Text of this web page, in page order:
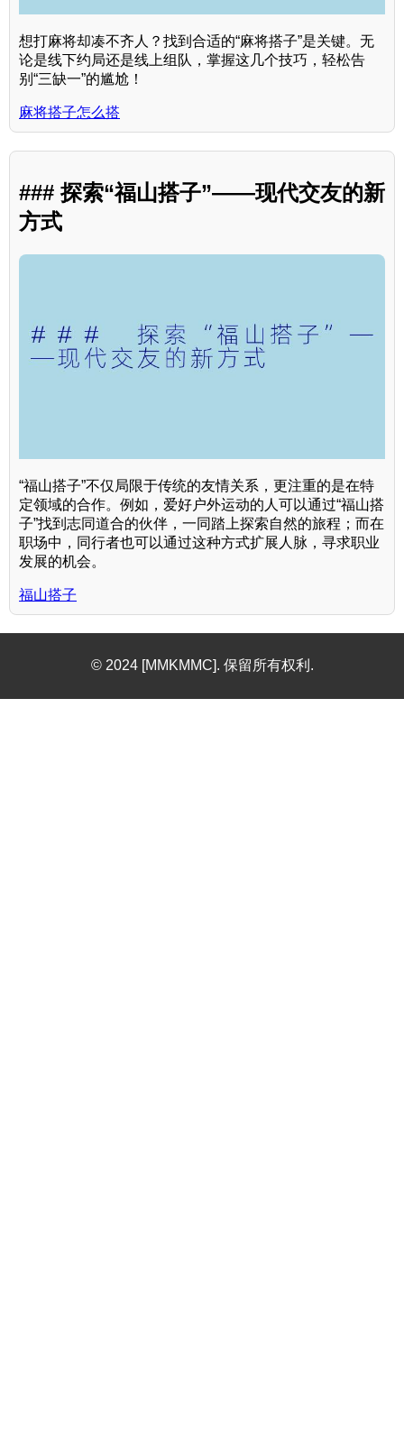
想打麻将却凑不齐人？找到合适的“麻将搭子”是关键。无
论是线下约局还是线上组队，掌握这几个技巧，轻松告
别“三缺一”的尴尬！
麻将搭子怎么搭
### 探索“福山搭子”——现代交友的新
方式
“福山搭子”不仅局限于传统的友情关系，更注重的是在特
定领域的合作。例如，爱好户外运动的人可以通过“福山搭
子”找到志同道合的伙伴，一同踏上探索自然的旅程；而在
职场中，同行者也可以通过这种方式扩展人脉，寻求职业
发展的机会。
福山搭子
© 2024 [MMKMMC]. 保留所有权利.